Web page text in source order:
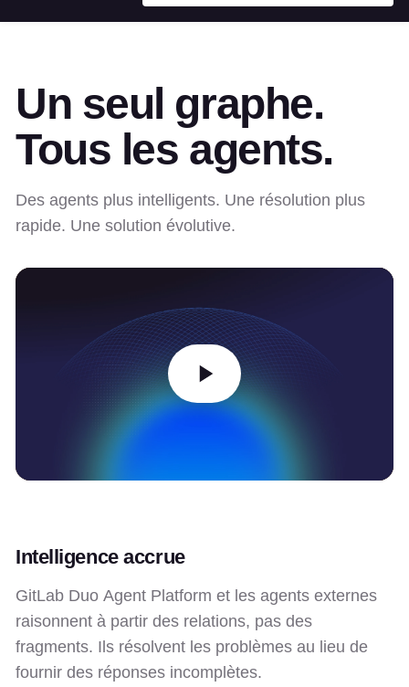
Un seul graphe.
Tous les agents.
Des agents plus intelligents. Une résolution plus
rapide. Une solution évolutive.
Intelligence accrue
GitLab Duo Agent Platform et les agents externes
raisonnent à partir des relations, pas des
fragments. Ils résolvent les problèmes au lieu de
fournir des réponses incomplètes.